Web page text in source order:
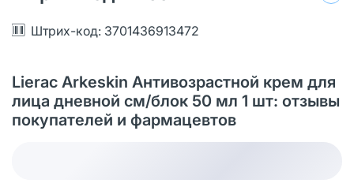
Штрих-код: 3701436913472
Lierac Arkeskin Антивозрастной крем для
лица дневной см/блок 50 мл 1 шт: отзывы
покупателей и фармацевтов